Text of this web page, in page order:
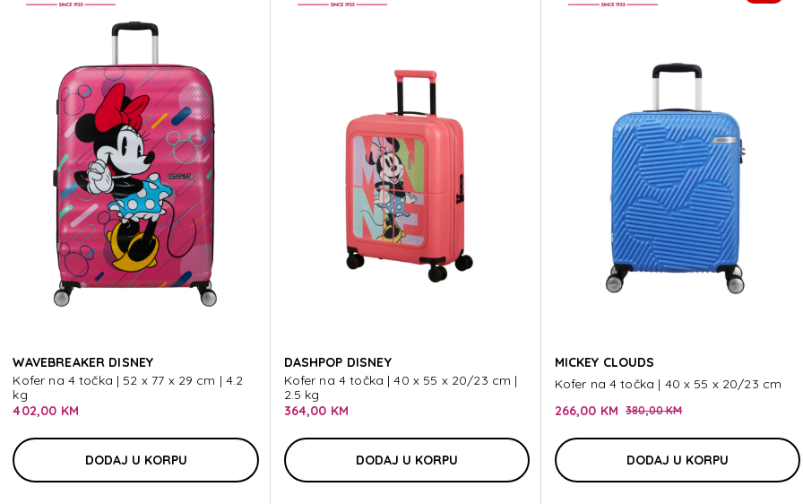
MICKEY
MICKEY
WAVEBREAKER DISNEY
Kofer na 4 točka | 52 x 77 x 29 cm | 4.2
kg
402,00 KM
DODAJ U KORPU
DASHPOP DISNEY
Kofer na 4 točka | 40 x 55 x 20/23 cm |
2.5 kg
364,00 KM
DODAJ U KORPU
MICKEY CLOUDS
Kofer na 4 točka | 40 x 55 x 20/23 cm
266,00 KM
380,00 KM
DODAJ U KORPU